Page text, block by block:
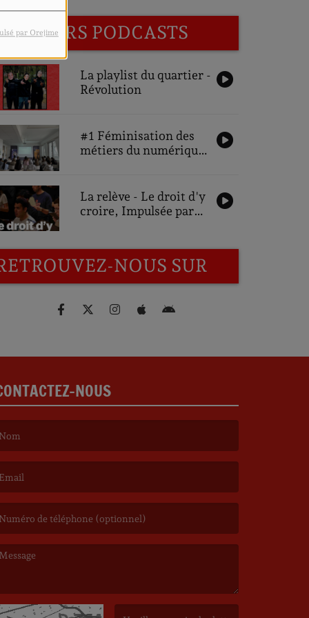
par Orejime PODCASTS
La playlist du quartier -
Révolution
#1 Féminisation des
métiers du numérique,
des participantes
La relève - Le droit d'y
croire, Impulsée par
NOUS SUR
NOUS